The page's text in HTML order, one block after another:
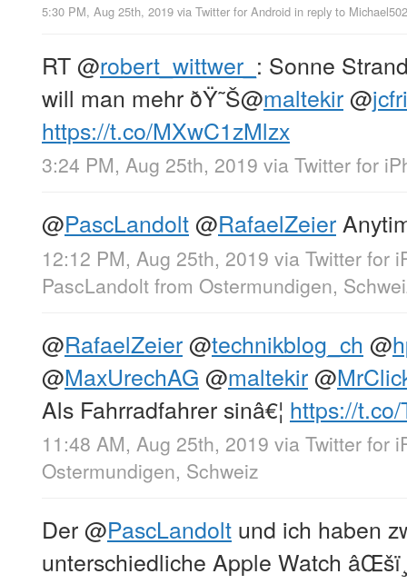
5:30 PM, Aug 25th, 2019 via Twitter for Android in reply to
RT@robert_wittwer_ : Sonne
will man mehr ðŸ˜Š@maltekir@
https://t.co/MXwC1zMlzx
3:24 PM, Aug 25th, 2019 via Twitter for
@PascLandolt@RafaelZeier
12:12 PM, Aug 25th, 2019 via Twitter for
PascLandolt from Ostermundigen,
@RafaelZeier@technikblog_ch @
@MaxUrechAG @maltekir@
Als Fahrradfahrer sinâ€¦ https://
11:48 AM, Aug 25th, 2019 via Twitter for
Ostermundigen, Schweiz
Der@PascLandolt und ich haben
unterschiedliche Apple Watch